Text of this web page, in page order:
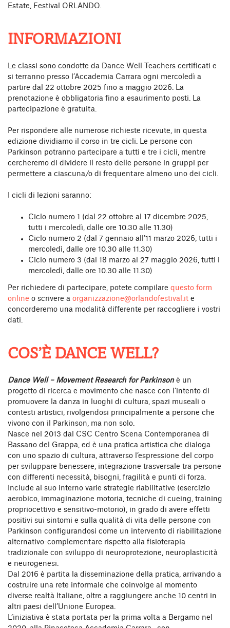
Estate, Festival ORLANDO.
INFORMAZIONI
Le classi sono condotte da Dance Well Teachers certificati e
si terranno presso l’Accademia Carrara ogni mercoledì a
partire dal 22 ottobre 2025 fino a maggio 2026. La
prenotazione è obbligatoria fino a esaurimento posti. La
partecipazione è gratuita.
Per rispondere alle numerose richieste ricevute, in questa
edizione dividiamo il corso in tre cicli. Le persone con
Parkinson potranno partecipare a tutti e tre i cicli, mentre
cercheremo di dividere il resto delle persone in gruppi per
permettere a ciascuna/o di frequentare almeno uno dei cicli.
I cicli di lezioni saranno:
Ciclo numero 1 (dal 22 ottobre al 17 dicembre 2025,
tutti i mercoledì, dalle ore 10.30 alle 11.30)
Ciclo numero 2 (dal 7 gennaio all’11 marzo 2026, tutti i
mercoledì, dalle ore 10.30 alle 11.30)
Ciclo numero 3 (dal 18 marzo al 27 maggio 2026, tutti i
mercoledì, dalle ore 10.30 alle 11.30)
Per richiedere di partecipare, potete compilare questo form
online o scrivere a organizzazione@orlandofestival.it e
concorderemo una modalità differente per raccogliere i vostri
dati.
COS’È DANCE WELL?
Dance Well – Movement Research for Parkinsonè un
progetto di ricerca e movimento che nasce con l’intento di
promuovere la danza in luoghi di cultura, spazi museali o
contesti artistici, rivolgendosi principalmente a persone che
vivono con il Parkinson, ma non solo.
Nasce nel 2013 dal CSC Centro Scena Contemporanea di
Bassano del Grappa, ed è una pratica artistica che dialoga
con uno spazio di cultura, attraverso l’espressione del corpo
per sviluppare benessere, integrazione trasversale tra persone
con differenti necessità, bisogni, fragilità e punti di forza.
Include al suo interno varie strategie riabilitative (esercizio
aerobico, immaginazione motoria, tecniche di cueing, training
propriocettivo e sensitivo-motorio), in grado di avere effetti
positivi sui sintomi e sulla qualità di vita delle persone con
Parkinson configurandosi come un intervento di riabilitazione
alternativo-complementare rispetto alla fisioterapia
tradizionale con sviluppo di neuroprotezione, neuroplasticità
e neurogenesi.
Dal 2016 è partita la disseminazione della pratica, arrivando a
costruire una rete informale che coinvolge al momento
diverse realtà Italiane, oltre a raggiungere anche 10 centri in
altri paesi dell’Unione Europea.
L’iniziativa è stata portata per la prima volta a Bergamo nel